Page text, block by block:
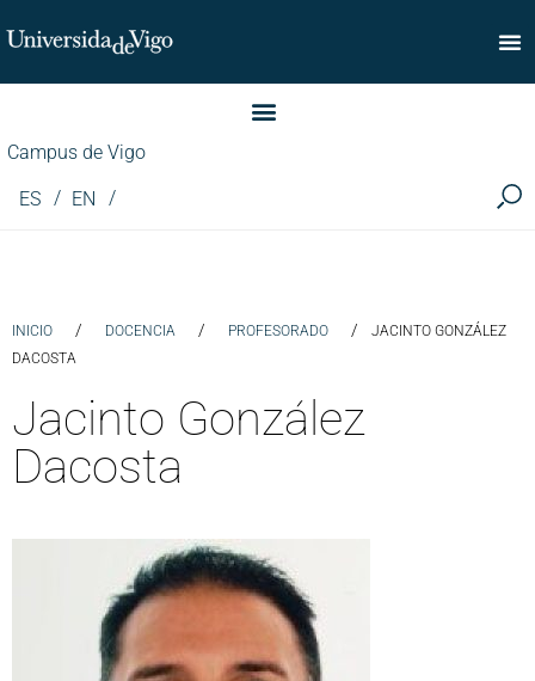
Facultade de Comercio
Campus de Vigo
ES EN
INICIO / DOCENCIA / PROFESORADO /
JACINTO GONZÁLEZ
DACOSTA
Jacinto González
Dacosta